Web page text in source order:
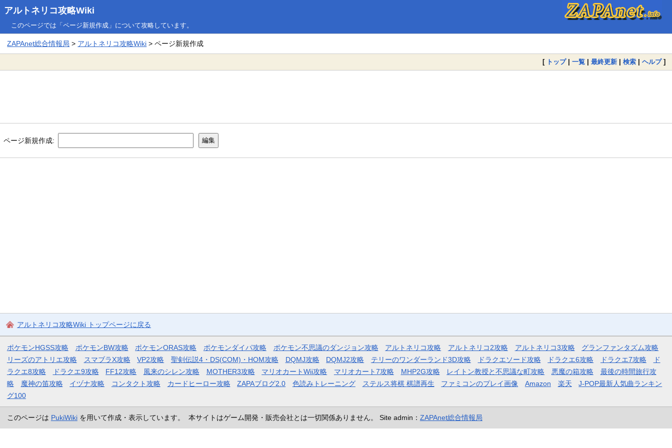
アルトネリコ攻略Wiki
このページでは「ページ新規作成」について攻略しています。
ZAPAnet総合情報局 > アルトネリコ攻略Wiki > ページ新規作成
[ トップ| 一覧 | 最終更新 | 検索 | ヘルプ]
ページ新規作成:
アルトネリコ攻略Wiki トップページに戻る
ポケモンHGSS攻略 ポケモンBW攻略 ポケモンORAS攻略 ポケモンダイパ攻略 ポケモン不思議のダンジョン攻略 アルトネリコ攻略 アルトネリコ2攻略 アルトネリコ3攻略
グランファンタズム攻略
リーズのアトリエ攻略
スマブラX攻略 VP2攻略 聖剣伝説4・DS(COM)・HOM攻略 DQMJ攻略 DQMJ2攻略 テリーのワンダーランド3D攻略 ドラクエソード攻略 ドラクエ6攻略 ドラクエ7攻略
ド
ラクエ8攻略
ドラクエ9攻略 FF12攻略 風来のシレン攻略 MOTHER3攻略 マリオカートWii攻略 マリオカート7攻略 MHP2G攻略 レイトン教授と不思議な町攻略 悪魔の箱攻略
最後の時間旅行攻
略
魔神の笛攻略 イヅナ攻略 コンタクト攻略 カードヒーロー攻略 ZAPAブログ2.0 色読みトレーニング ステルス将棋 棋譜再生 ファミコンのプレイ画像 Amazon 楽天
J-POP最新人気曲ランキン
グ100
このページは PukiWikiを用いて作成・表示しています。 本サイトはゲーム開発・販売会社とは一切関係ありません。 Site admin： ZAPAnet総合情報局